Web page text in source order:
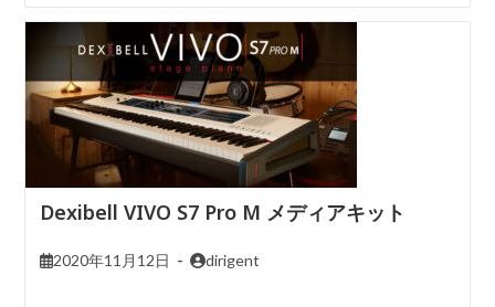
Dexibell VIVO S7 Pro M メディアキット
2020年11月12日 dirigent